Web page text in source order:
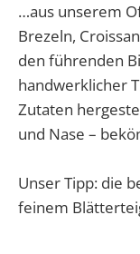
…aus unserem
Brezeln,
den führenden
handwerklicher
Zutaten
und Nase –
Unser Tipp: die
feinem